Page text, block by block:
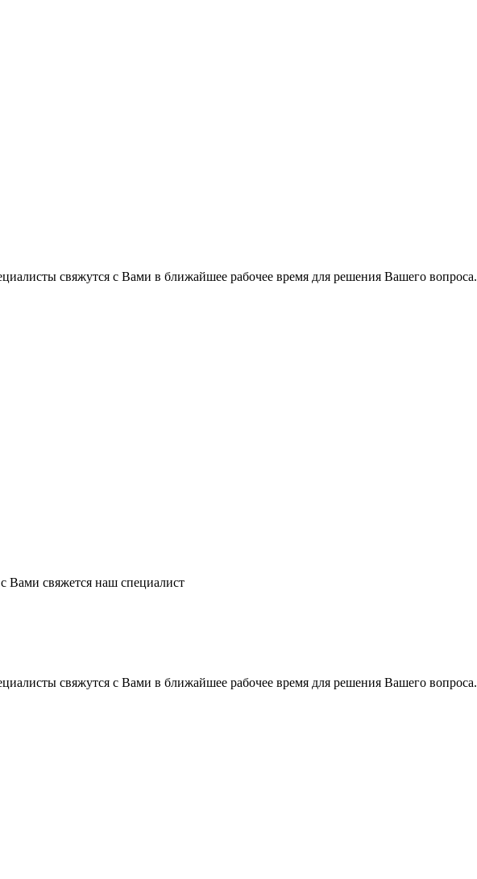
свяжутся с Вами в ближайшее рабочее время для решения Вашего вопроса.
Вами свяжется наш специалист
свяжутся с Вами в ближайшее рабочее время для решения Вашего вопроса.